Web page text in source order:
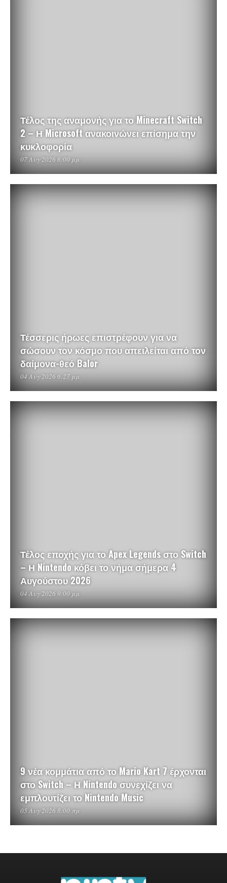
Τέλος της αναμονής για το Minecraft Switch
2 – Η Microsoft ανακοινώνει επίσημα την
κυκλοφορία
07 Αυγ 2026 6:00 μμ
Τέσσερις ήρωες επιστρέφουν για να
σώσουν τον κόσμο που απειλείται από τον
δαίμονα-θεό Balor
04 Αυγ 2026 6:27 μμ
Τέλος εποχής για το Apex Legends στο Switch
– Η Nintendo κόβει το νήμα σήμερα 4
Αυγούστου 2026
04 Αυγ 2026 9:00 μμ
9 νέα κομμάτια από το Mario Kart 7 έρχονται
στο Switch – Η Nintendo συνεχίζει να
εμπλουτίζει το Nintendo Music
05 Αυγ 2026 8:00 πμ